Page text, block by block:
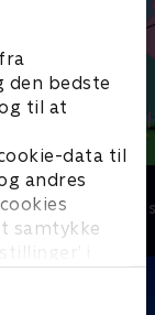
den bedste
til at
data til
andres
samtykke
i
Gurli Gris
Børneserier • 4